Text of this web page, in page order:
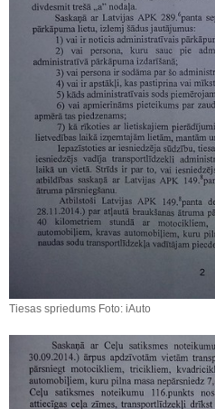
Tiesas spriedums Foto: iAuto